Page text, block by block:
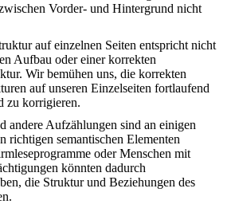
Vorder- und Hintergrund nicht
auf einzelnen Seiten entspricht nicht
Aufbau oder einer korrekten
Wir bemühen uns, die korrekten
auf unseren Einzelseiten fortlaufend
zu korrigieren.
andere Aufzählungen sind an einigen
richtigen semantischen Elementen
oder Menschen mit
könnten dadurch
die Struktur und Beziehungen des